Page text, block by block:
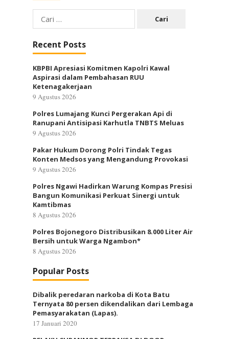
Cari
untuk:
Recent Posts
KBPBI Apresiasi Komitmen Kapolri Kawal
Aspirasi dalam Pembahasan RUU
Ketenagakerjaan
9 Agustus 2026
Polres Lumajang Kunci Pergerakan Api di
Ranupani Antisipasi Karhutla TNBTS Meluas
9 Agustus 2026
Pakar Hukum Dorong Polri Tindak Tegas
Konten Medsos yang Mengandung Provokasi
9 Agustus 2026
Polres Ngawi Hadirkan Warung Kompas Presisi
Bangun Komunikasi Perkuat Sinergi untuk
Kamtibmas
8 Agustus 2026
Polres Bojonegoro Distribusikan 8.000 Liter Air
Bersih untuk Warga Ngambon*
8 Agustus 2026
Popular Posts
Dibalik peredaran narkoba di Kota Batu
Ternyata 80 persen dikendalikan dari Lembaga
Pemasyarakatan (Lapas).
17 Januari 2020